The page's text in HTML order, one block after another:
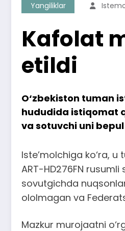
Yangiliklar
Kafolat
etildi
O‘zbekiston tuman
hududida istiqomat
va sotuvchi uni
Iste’molchiga ko‘ra,
ART-HD276FN
sovutgichda
ololmagan va
Mazkur murojaatni